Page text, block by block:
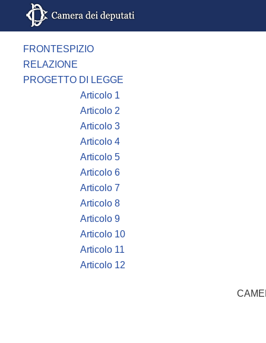
FRONTESPIZIO
RELAZIONE
PROGETTO DI LEGGE
Articolo 1
Articolo 2
Articolo 3
Articolo 4
Articolo 5
Articolo 6
Articolo 7
Articolo 8
Articolo 9
Articolo 10
Articolo 11
Articolo 12